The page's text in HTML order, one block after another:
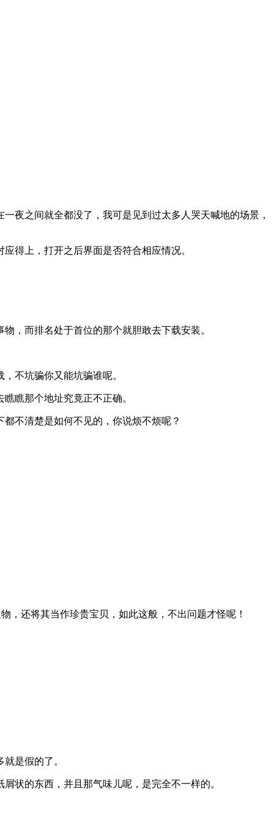
夜之间就全都没了，我可是见到过太多人哭天喊地的场景，
应得上，打开之后界面是否符合相应情况。
，而排名处于首位的那个就胆敢去下载安装。
不坑骗你又能坑骗谁呢。
瞧那个地址究竟正不正确。
不清楚是如何不见的，你说烦不烦呢？
，还将其当作珍贵宝贝，如此这般，不出问题才怪呢！
是假的了。
状的东西，并且那气味儿呢，是完全不一样的。